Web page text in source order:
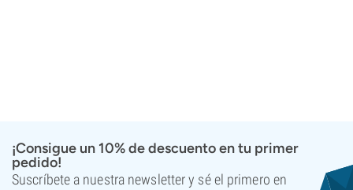
¡Consigue un 10% de descuento en tu primer
pedido!
Suscríbete a nuestra newsletter y sé el primero en